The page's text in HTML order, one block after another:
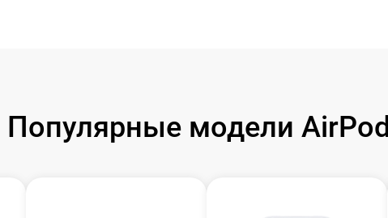
Популярные модели